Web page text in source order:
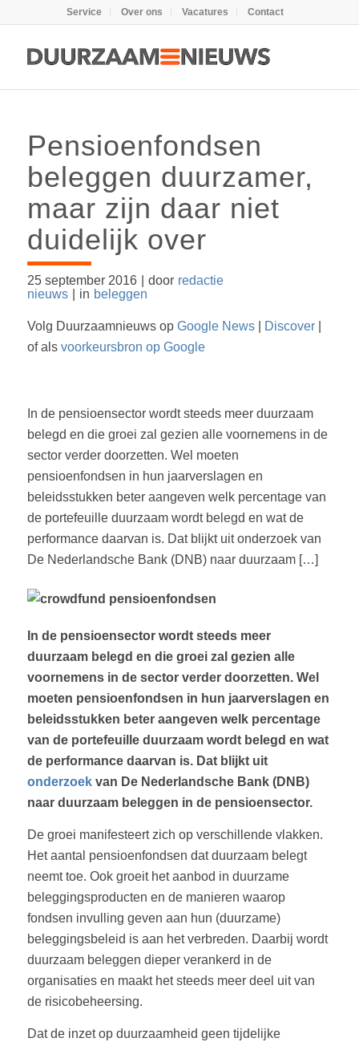
Service Over ons Vacatures Contact
Pensioenfondsen
beleggen duurzamer,
maar zijn daar niet
duidelijk over
25 september 2016 door redactie
nieuws
in beleggen
Volg Duurzaamnieuws op Google News| Discover|
of als voorkeursbron op Google
In de pensioensector wordt steeds meer duurzaam
belegd en die groei zal gezien alle voornemens in de
sector verder doorzetten. Wel moeten
pensioenfondsen in hun jaarverslagen en
beleidsstukken beter aangeven welk percentage van
de portefeuille duurzaam wordt belegd en wat de
performance daarvan is. Dat blijkt uit onderzoek van
De Nederlandsche Bank (DNB) naar duurzaam […]
In de pensioensector wordt steeds meer
duurzaam belegd en die groei zal gezien alle
voornemens in de sector verder doorzetten. Wel
moeten pensioenfondsen in hun jaarverslagen en
beleidsstukken beter aangeven welk percentage
van de portefeuille duurzaam wordt belegd en wat
de performance daarvan is. Dat blijkt uit
onderzoekvan De Nederlandsche Bank (DNB)
naar duurzaam beleggen in de pensioensector.
De groei manifesteert zich op verschillende vlakken.
Het aantal pensioenfondsen dat duurzaam belegt
neemt toe. Ook groeit het aanbod in duurzame
beleggingsproducten en de manieren waarop
fondsen invulling geven aan hun (duurzame)
beleggingsbeleid is aan het verbreden. Daarbij wordt
duurzaam beleggen dieper verankerd in de
organisaties en maakt het steeds meer deel uit van
de risicobeheersing.
Dat de inzet op duurzaamheid geen tijdelijke